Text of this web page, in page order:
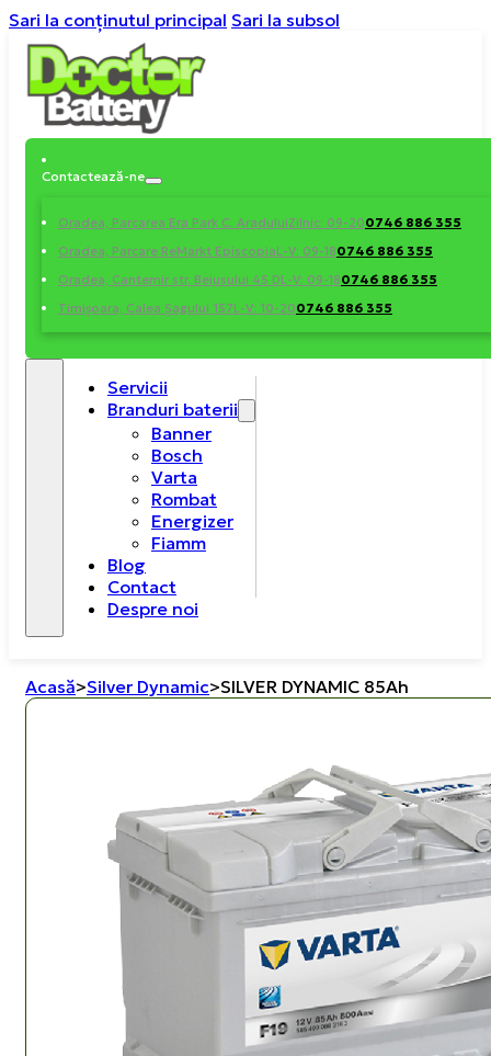
Sari la conținutul principal Sari la subsol
Contactează-ne
Oradea, Parcarea Era Park C. AraduluiZilnic: 09-200746 886 355
Oradea, Parcare ReMarkt EpiscopiaL-V: 09-180746 886 355
Oradea, Cantemir str. Beiusului 45 DL-V: 09-180746 886 355
Timișoara, Calea Șagului 157L-V: 10-200746 886 355
Servicii
Branduri baterii
Banner
Bosch
Varta
Rombat
Energizer
Fiamm
Blog
Contact
Despre noi
Acasă>Silver Dynamic>SILVER DYNAMIC 85Ah